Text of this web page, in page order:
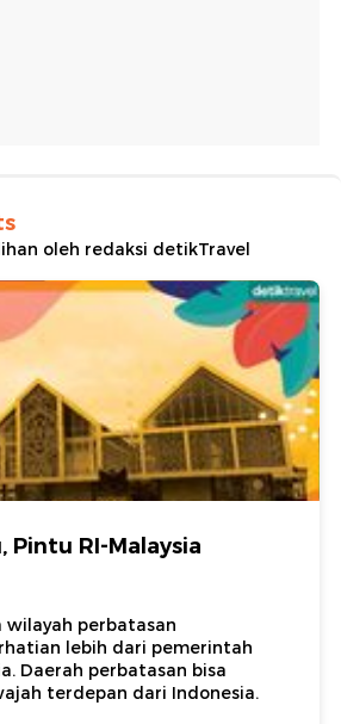
oleh redaksi detikTravel
Pintu RI-Malaysia
wilayah perbatasan
lebih dari pemerintah
Daerah perbatasan bisa
terdepan dari Indonesia.